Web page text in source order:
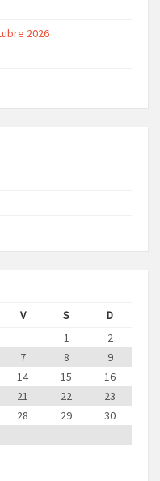
2026
V S
D
1
2
7 8
9
14 15
16
21 22
23
28 29
30